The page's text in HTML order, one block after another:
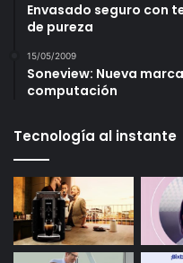
Envasado seguro con
de pureza
15/05/2009
Soneview: Nueva
computación
Tecnología al instante